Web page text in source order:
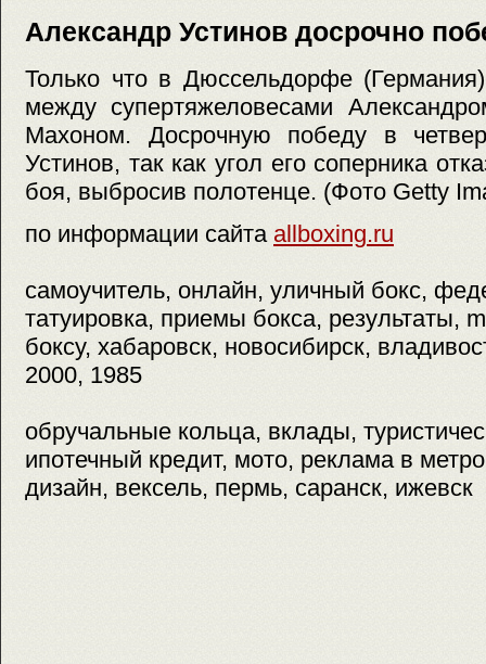
Александр Устинов досрочно
Только что в Дюссельдорфе
между супертяжеловесами
Махоном. Досрочную победу в
Устинов, так как угол его соперника
боя, выбросив полотенце. (Фото Getty
по информации сайта allboxing.ru
самоучитель, онлайн, уличный бокс,
татуировка, приемы бокса, результаты,
боксу, хабаровск, новосибирск,
2000, 1985
обручальные кольца, вклады,
ипотечный кредит, мото, реклама в
дизайн, вексель, пермь, саранск, ижевск